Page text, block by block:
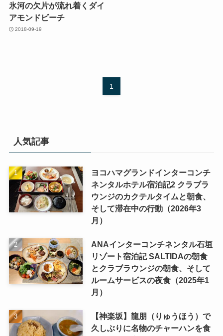
氷河の欠片が流れ着くダイ
アモンドビーチ
2018-09-19
1
人気記事
ヨコハマグランドインターコンチ
ネンタルホテル宿泊記2 クラブラ
ウンジのカクテルタイムと朝食、
そして滞在中の行動（2026年3
月）
ANAインターコンチネンタル石垣
リゾート宿泊記 SALTIDAの朝食
とクラブラウンジの朝食、そして
ルームサービスの夜食（2025年1
月）
【神楽坂】龍朋（りゅうほう）で
久しぶりに名物のチャーハンを食